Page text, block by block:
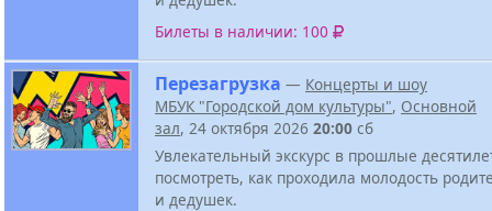
Билеты в наличии: 100
Перезагрузка — Концерты и шоу
МБУК "Городской дом культуры", Основной
зал, 24 октября 2026 20:00 сб
Увлекательный экскурс в прошлые
посмотреть, как проходила молодость
и дедушек.